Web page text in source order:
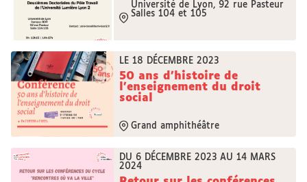
Université de Lyon, 92 rue Pasteur
Salles 104 et 105
LE 18 DÉCEMBRE 2023
50 ans d'histoire de
l’enseignement du droit
social
Grand amphithéâtre
DU 6 DÉCEMBRE 2023 AU 14 MARS
2024